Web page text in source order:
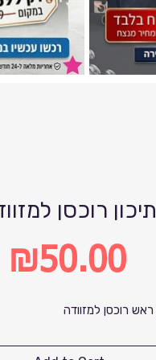
תיכון רוכסן
₪50.00
Price